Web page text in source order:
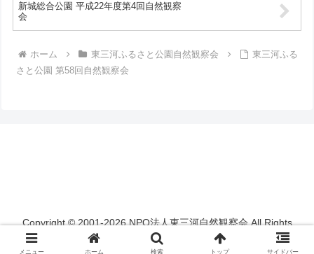
新城総合公園 平成22年度第4回自然観察
会
ホーム 東三河ふるさと公園自然観察会
東三河ふる
さと公園 第58回自然観察会
Copyright © 2001-2026 NPO法人東三河自然観察会 All Rights
Reserved.
メニュー ホーム 検索 トップ サイドバー